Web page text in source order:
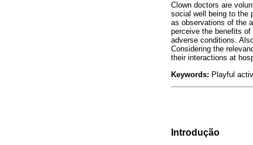
Clown doctors are
social well being to the
as observations of the
perceive the benefits
adverse conditions.
Considering the
their interactions at
Keywords: Playful
Introdução